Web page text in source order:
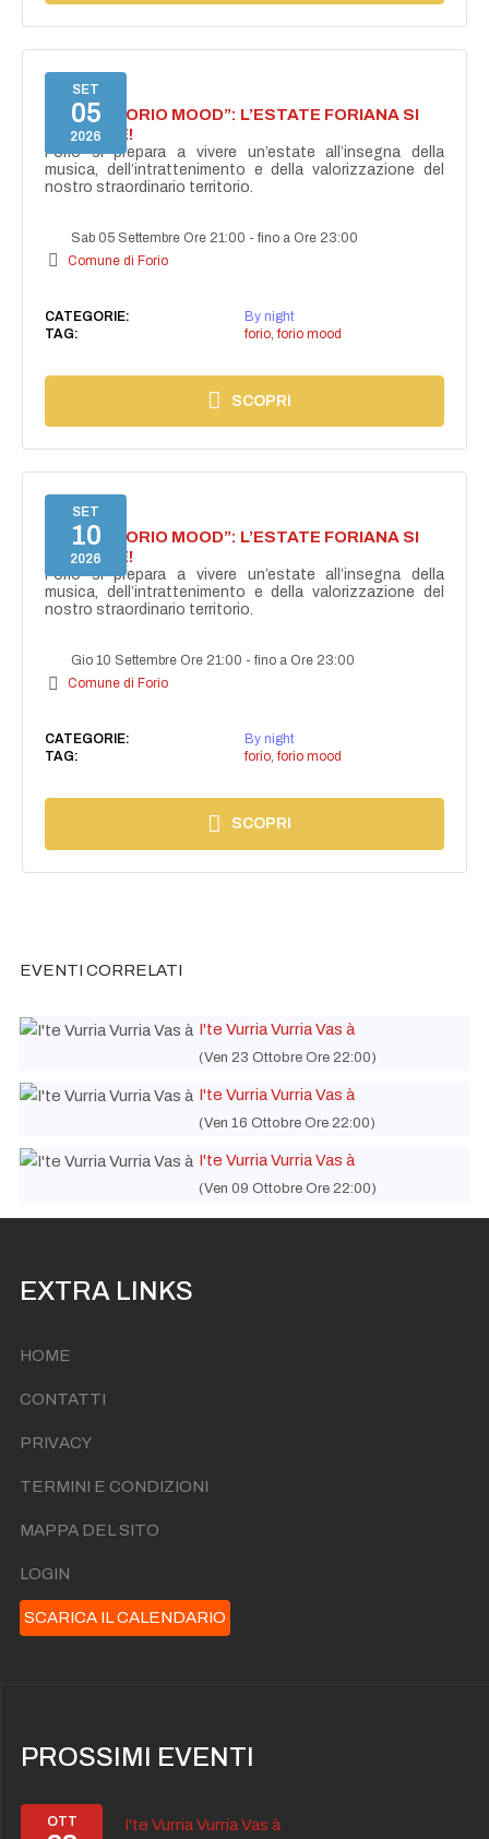
SET
05
2026
NASCE “FORIO MOOD”: L’ESTATE FORIANA SI
ACCENDE!
Forio si prepara a vivere un’estate all’insegna della
musica, dell’intrattenimento e della valorizzazione del
nostro straordinario territorio.
Sab 05 Settembre Ore 21:00 -fino a Ore 23:00
Comune di Forio
CATEGORIE:
By night
TAG:
forio, forio mood
SCOPRI
SET
10
2026
NASCE “FORIO MOOD”: L’ESTATE FORIANA SI
ACCENDE!
Forio si prepara a vivere un’estate all’insegna della
musica, dell’intrattenimento e della valorizzazione del
nostro straordinario territorio.
Gio 10 Settembre Ore 21:00 -fino a Ore 23:00
Comune di Forio
CATEGORIE:
By night
TAG:
forio, forio mood
SCOPRI
EVENTI CORRELATI
I'te Vurria Vurria Vas à
(Ven 23 Ottobre Ore 22:00)
I'te Vurria Vurria Vas à
(Ven 16 Ottobre Ore 22:00)
I'te Vurria Vurria Vas à
(Ven 09 Ottobre Ore 22:00)
EXTRA LINKS
HOME
CONTATTI
PRIVACY
TERMINI E CONDIZIONI
MAPPA DEL SITO
LOGIN
SCARICA IL CALENDARIO
PROSSIMI EVENTI
OTT I'te Vurria Vurria Vas à